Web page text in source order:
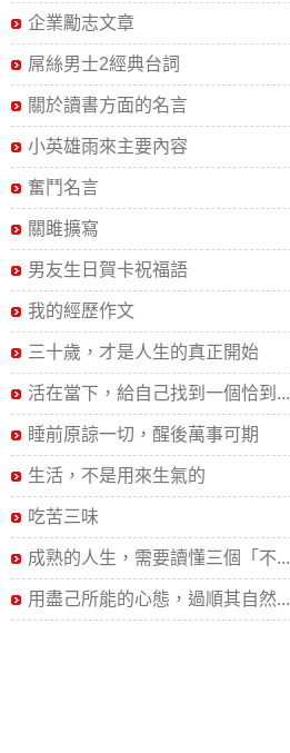
企業勵志文章
屌絲男士2經典台詞
關於讀書方面的名言
小英雄雨來主要內容
奮鬥名言
關雎擴寫
男友生日賀卡祝福語
我的經歷作文
三十歲，才是人生的真正開始
活在當下，給自己找到一個恰到...
睡前原諒一切，醒後萬事可期
生活，不是用來生氣的
吃苦三味
成熟的人生，需要讀懂三個「不...
用盡己所能的心態，過順其自然...